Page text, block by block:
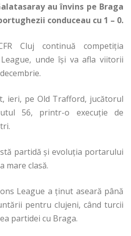
au învins pe Braga
conduceau cu 1 – 0.
Cluj continuă competiția
unde își va afla viitorii
ieri, pe Old Trafford, jucătorul
56, printr-o execuție de
partidă și evoluția portarului
mare clasă.
League a ținut aseară până
pentru clujeni, când turcii
partidei cu Braga.